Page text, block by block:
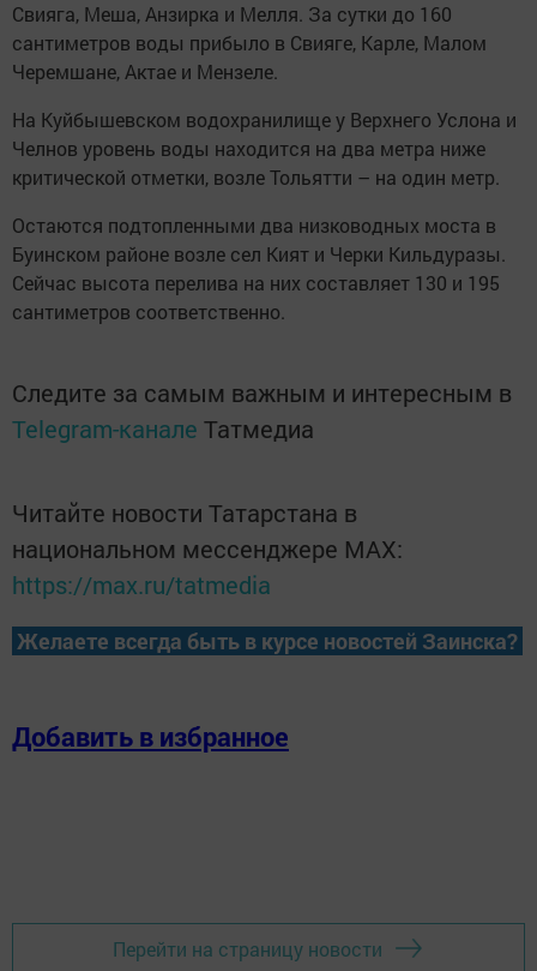
Свияга, Меша, Анзирка и Мелля. За сутки до 160
сантиметров воды прибыло в Свияге, Карле, Малом
Черемшане, Актае и Мензеле.
На Куйбышевском водохранилище у Верхнего Услона и
Челнов уровень воды находится на два метра ниже
критической отметки, возле Тольятти – на один метр.
Остаются подтопленными два низководных моста в
Буинском районе возле сел Кият и Черки Кильдуразы.
Сейчас высота перелива на них составляет 130 и 195
сантиметров соответственно.
Следите за самым важным и интересным в
Telegram-канале Татмедиа
Читайте новости Татарстана в
национальном мессенджере MАХ:
https://max.ru/tatmedia
Желаете всегда быть в курсе новостей Заинска?
Добавить в избранное
Перейти на страницу новости